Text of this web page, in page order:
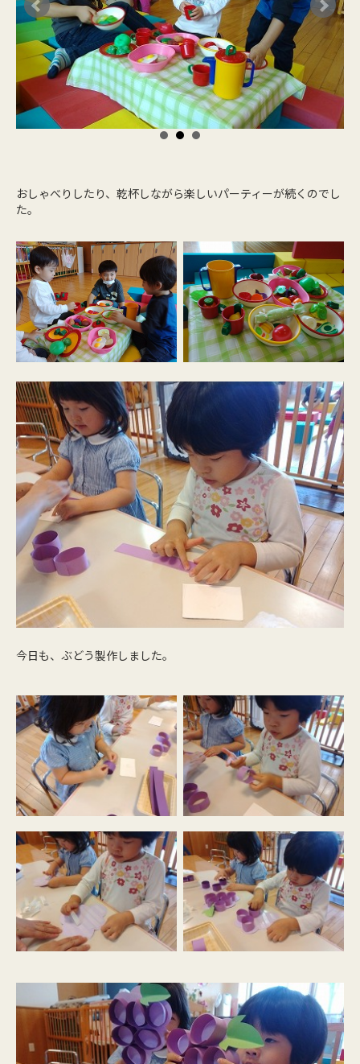
おしゃべりしたり、乾杯しながら楽しいパーティーが続くのでし
た。
今日も、ぶどう製作しました。